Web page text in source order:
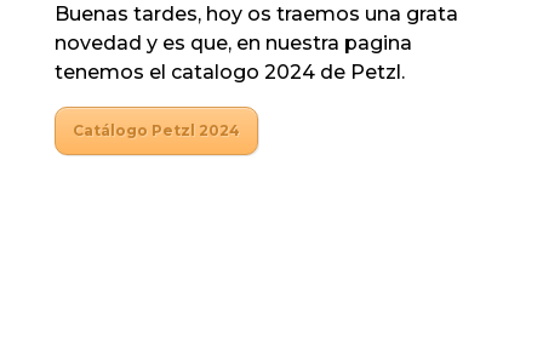
Buenas tardes, hoy os traemos una grata
novedad y es que, en nuestra pagina
tenemos el catalogo 2024 de Petzl.
Catálogo Petzl 2024